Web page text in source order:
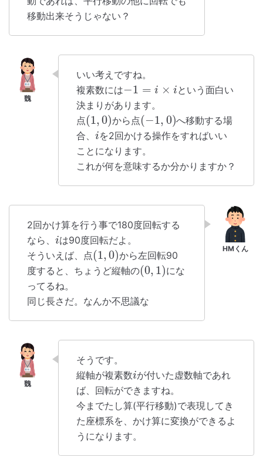
移動出来そうじゃない？
いい考えですね。
複素数には−1 = i × iという面白い
決まりがあります。
点(1,0)から点(−1, 0)へ移動する場
合、 iを2回かける操作をすればいい
ことになります。
これが何を意味するか分かりますか？
2回かけ算を行う事で180度回転する
なら、 iは90度回転だよ。
そういえば、点(1,0)から左回転90
度すると、ちょうど縦軸の(0, 1)にな
ってるね。
同じ長さだ。なんか不思議な
そうです。
縦軸が複素数iが付いた虚数軸であれ
ば、回転ができますね。
今までたし算(平行移動)で表現してき
た座標系を、かけ算に変換ができるよ
うになります。